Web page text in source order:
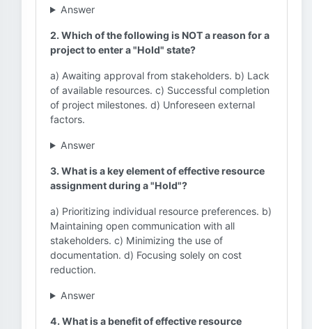
Answer
2. Which of the following is NOT a reason for a
project to enter a "Hold" state?
a) Awaiting approval from stakeholders. b) Lack
of available resources. c) Successful completion
of project milestones. d) Unforeseen external
factors.
Answer
3. What is a key element of effective resource
assignment during a "Hold"?
a) Prioritizing individual resource preferences. b)
Maintaining open communication with all
stakeholders. c) Minimizing the use of
documentation. d) Focusing solely on cost
reduction.
Answer
4. What is a benefit of effective resource